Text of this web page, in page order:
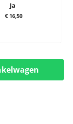
Ja
€ 16,50